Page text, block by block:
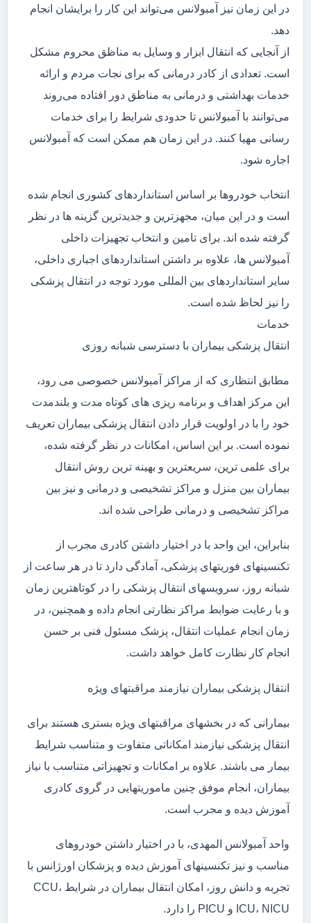
در این زمان نیز آمبولانس می‌تواند این کار را برایشان انجام
دهد.
از آنجایی که انتقال ابزار و وسایل به مناظق محروم مشکل
است. تعدادی از کادر درمانی که برای نجات مردم و ارائه
خدمات بهداشتی و درمانی به مناطق دور افتاده می‌روند
می‌توانند با آمبولانس تا حدودی شرایط را برای خدمات
رسانی مهیا کنند. در این زمان هم ممکن است که آمبولانس
اجاره شود.
انتخاب خودروها بر اساس استانداردهای کشوری انجام شده
است و در این میان، مجهزترین و جدیدترین گزینه ها در نظر
گرفته شده اند. برای تامین و انتخاب تجهیزات داخلی
آمبولانس ها، علاوه بر داشتن استانداردهای اجباری داخلی،
سایر استانداردهای بین المللی مورد توجه در انتقال پزشکی
را نیز لحاظ شده است.
خدمات
انتقال پزشکی بیماران با دسترسی شبانه روزی
مطابق انتظاری که از مراکز آمبولانس خصوصی می رود،
این مرکز اهداف و برنامه ریزی های کوتاه مدت و بلندمدت
خود را با در اولویت قرار دادن انتقال پزشکی بیماران تعریف
نموده است. بر این اساس، امکانات در نظر گرفته شده،
برای علمی ترین، سریعترین و بهینه ترین روش انتقال
بیماران بین منزل و مراکز تشخیصی و درمانی و نیز بین
مراکز تشخیصی و درمانی طراحی شده اند.
بنابراین، این واحد با در اختیار داشتن کادری مجرب از
تکنسینهای فوریتهای پزشکی، آمادگی دارد تا در هر ساعت از
شبانه روز، سرویسهای انتقال پزشکی را در کوتاهترین زمان
و با رعایت ضوابط مراکز نظارتی انجام داده و همچنین، در
زمان انجام عملیات انتقال، پزشک مسئول فنی بر حسن
انجام کار نظارت کامل خواهد داشت.
انتقال پزشکی بیماران نیازمند مراقبتهای ویژه
بیمارانی که در بخشهای مراقبتهای ویژه بستری هستند برای
انتقال پزشکی نیازمند امکاناتی متفاوت و متناسب شرایط
بیمار می باشند. علاوه بر امکانات و تجهیزاتی متناسب با نیاز
بیماران، انجام موفق چنین ماموریتهایی در گروی کادری
آموزش دیده و مجرب است.
واحد آمبولانس المهدی، با در اختیار داشتن خودروهای
مناسب و نیز تکنسینهای آموزش دیده و پزشکان اورژانس با
تجربه و دانش روز، امکان انتقال بیماران در شرایط CCU،
ICU، NICU و PICU را دارد.